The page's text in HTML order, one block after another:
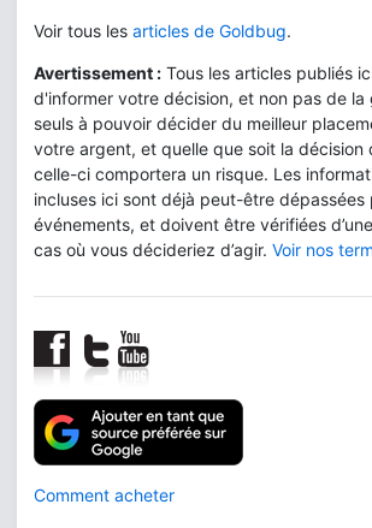
Voir tous les articles de Goldbug.
Avertissement : Tous les articles publiés
d'informer votre décision, et non pas de la
seuls à pouvoir décider du meilleur
votre argent, et quelle que soit la décision
celle-ci comportera un risque. Les
incluses ici sont déjà peut-être dépassées
événements, et doivent être vérifiées
cas où vous décideriez d’agir. Voir nos
Comment acheter